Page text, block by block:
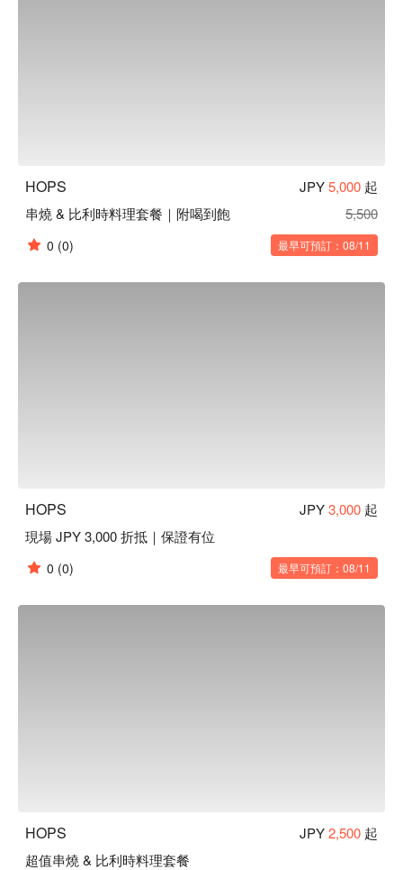
HOPS JPY5,000 起
串燒 & 比利時料理套餐｜附喝到飽
5,500
0 (0) 最早可預訂：08/11
HOPS JPY3,000 起
現場 JPY 3,000 折抵｜保證有位
0 (0) 最早可預訂：08/11
HOPS JPY2,500 起
超值串燒 & 比利時料理套餐